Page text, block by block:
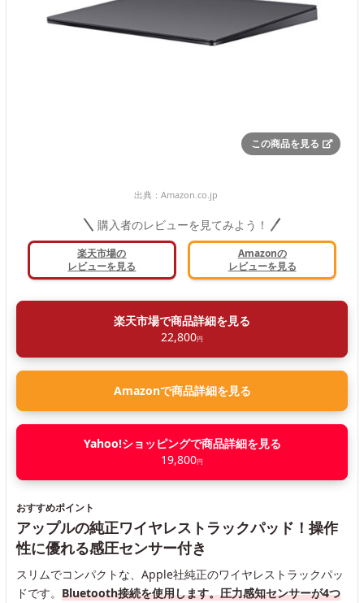
この商品を見る
出典： Amazon.co.jp
購入者のレビューを見てみよう！
楽天市場の
レビューを見る
Amazonの
レビューを見る
楽天市場で商品詳細を見る
22,800円
Amazonで商品詳細を見る
Yahoo!ショッピングで商品詳細を見る
19,800円
おすすめポイント
アップルの純正ワイヤレストラックパッド！操作
性に優れる感圧センサー付き
スリムでコンパクトな、Apple社純正のワイヤレストラックパッ
ドです。 Bluetooth接続を使用します。圧力感知センサーが4つ